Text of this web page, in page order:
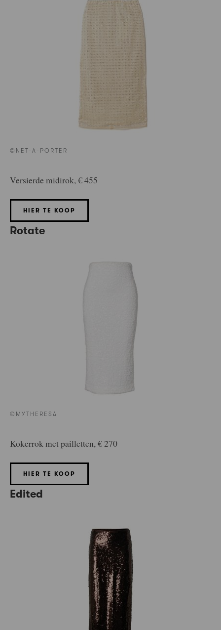
©NET-A-PORTER
Versierde midirok, € 455
HIER TE KOOP
Rotate
©MYTHERESA
Kokerrok met pailletten, € 270
HIER TE KOOP
Edited